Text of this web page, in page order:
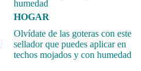
HOGAR
Olvídate de las goteras con este
sellador que puedes aplicar en
techos mojados y con humedad